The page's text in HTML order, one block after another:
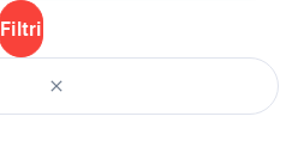
Filtri